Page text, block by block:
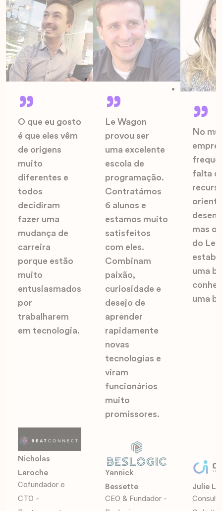
O que eu gosto
é que eles vêm
de origens
muito
diferentes e
todos
decidiram
fazer uma
mudança de
carreira
porque estão
muito
entusiasmados
por
trabalharem
em tecnologia.
Nicholas
Laroche
Cofundador e
CTO -
Le Wagon
provou ser
uma excelente
escola de
programação.
Contratámos
6 alunos e
estamos muito
satisfeitos
com eles.
Combinam
paixão,
curiosidade e
desejo de
aprender
rapidamente
novas
tecnologias e
viram
funcionários
muito
promissores.
Yannick
Bessette
CEO & Fundador -
No
falta
mas
do Le
uma
uma
Julie